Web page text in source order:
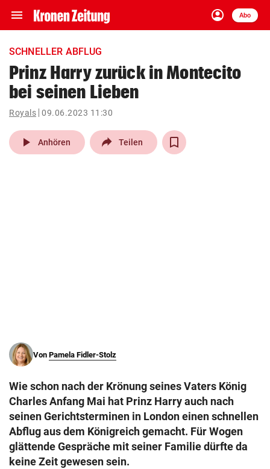
menu Navigation
ein-/ausklappen
account_circle
Anmelden
Abo
close Schließen
account_circle Anmelden
pin_drop
Wien arrow_right
SCHNELLER ABFLUG
Prinz Harry zurück in Montecito
bei seinen Lieben
Royals 09.06.2023 11:30
play_arrow Anhören Teilen
Von Pamela Fidler-Stolz
Wie schon nach der Krönung seines Vaters König
Charles Anfang Mai hat Prinz Harry auch nach
seinen Gerichtsterminen in London einen schnellen
Abflug aus dem Königreich gemacht. Für Wogen
glättende Gespräche mit seiner Familie dürfte da
keine Zeit gewesen sein.